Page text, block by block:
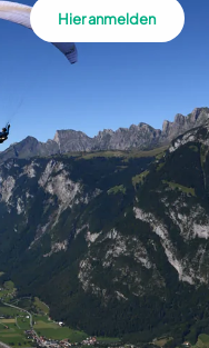
Hier anmelden